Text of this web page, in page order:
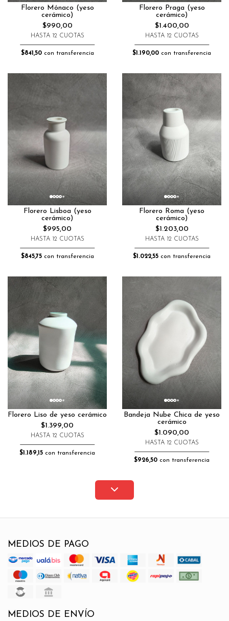
Florero Mónaco (yeso
cerámico)
$990,00
HASTA 12 CUOTAS
$841,50con transferencia
Florero Praga (yeso
cerámico)
$1.400,00
HASTA 12 CUOTAS
$1.190,00 con transferencia
Florero Lisboa (yeso
cerámico)
$995,00
HASTA 12 CUOTAS
$845,75con transferencia
Florero Roma (yeso
cerámico)
$1.203,00
HASTA 12 CUOTAS
$1.022,55 con transferencia
Florero Liso de yeso cerámico
$1.399,00
HASTA 12 CUOTAS
$1.189,15 con transferencia
Bandeja Nube Chica de yeso
cerámico
$1.090,00
HASTA 12 CUOTAS
$926,50 con transferencia
MEDIOS DE PAGO
MEDIOS DE ENVÍO